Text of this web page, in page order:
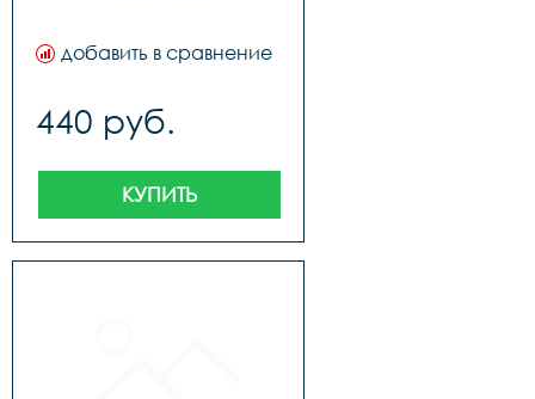
добавить в сравнение
440 руб.
КУПИТЬ